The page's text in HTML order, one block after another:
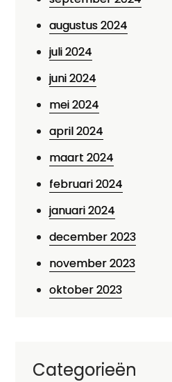
augustus 2024
juli 2024
juni 2024
mei 2024
april 2024
maart 2024
februari 2024
januari 2024
december 2023
november 2023
oktober 2023
Categorieën